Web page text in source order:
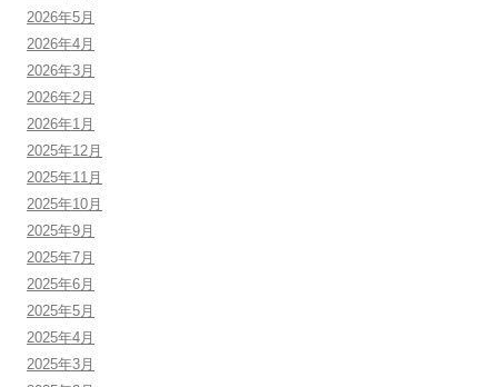
2026年5月
2026年4月
2026年3月
2026年2月
2026年1月
2025年12月
2025年11月
2025年10月
2025年9月
2025年7月
2025年6月
2025年5月
2025年4月
2025年3月